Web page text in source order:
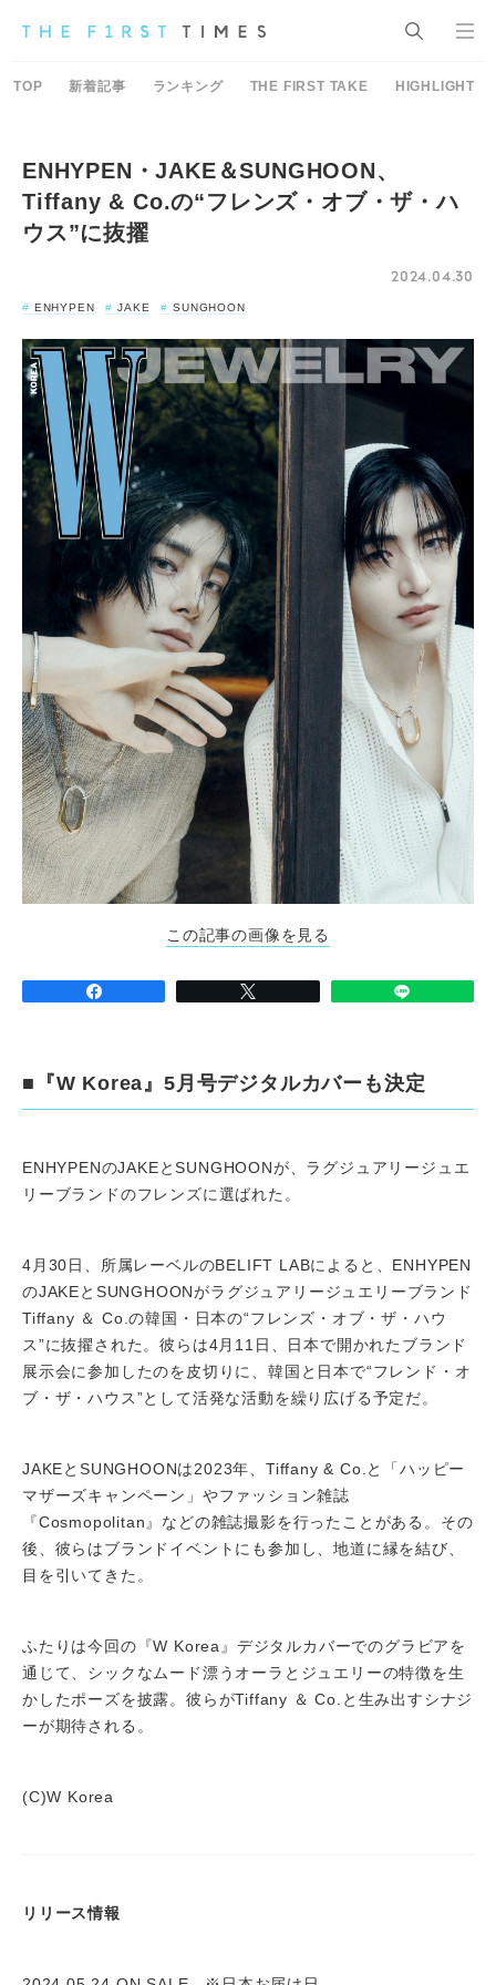
TOP 新着記事 ランキング THE FIRST TAKE HIGHLIGHT
ENHYPEN・JAKE＆SUNGHOON、
Tiffany & Co.の“フレンズ・オブ・ザ・ハ
ウス”に抜擢
2024.04.30
ENHYPEN JAKE SUNGHOON
この記事の画像を見る
■『W Korea』5月号デジタルカバーも決定
ENHYPENのJAKEとSUNGHOONが、ラグジュアリージュエ
リーブランドのフレンズに選ばれた。
4月30日、所属レーベルのBELIFT LABによると、ENHYPEN
のJAKEとSUNGHOONがラグジュアリージュエリーブランド
Tiffany ＆ Co.の韓国・日本の“フレンズ・オブ・ザ・ハウ
ス”に抜擢された。彼らは4月11日、日本で開かれたブランド
展示会に参加したのを皮切りに、韓国と日本で“フレンド・オ
ブ・ザ・ハウス”として活発な活動を繰り広げる予定だ。
JAKEとSUNGHOONは2023年、Tiffany & Co.と「ハッピー
マザーズキャンペーン」やファッション雑誌
『Cosmopolitan』などの雑誌撮影を行ったことがある。その
後、彼らはブランドイベントにも参加し、地道に縁を結び、
目を引いてきた。
ふたりは今回の『W Korea』デジタルカバーでのグラビアを
通じて、シックなムード漂うオーラとジュエリーの特徴を生
かしたポーズを披露。彼らがTiffany ＆ Co.と生み出すシナジ
ーが期待される。
(C)W Korea
リリース情報